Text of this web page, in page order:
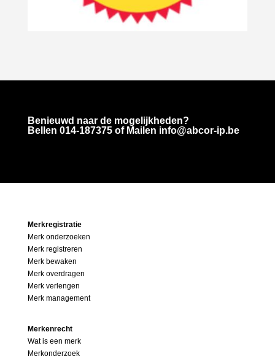
Benieuwd naar de mogelijkheden?
Bellen 014-187375 of Mailen info@abcor-ip.be
Merkregistratie
Merk onderzoeken
Merk registreren
Merk bewaken
Merk overdragen
Merk verlengen
Merk management
Merkenrecht
Wat is een merk
Merkonderzoek